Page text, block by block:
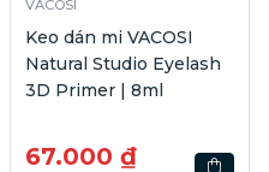
VACOSI
Keo dán mi VACOSI
Natural Studio Eyelash
3D Primer | 8ml
67.000 ₫